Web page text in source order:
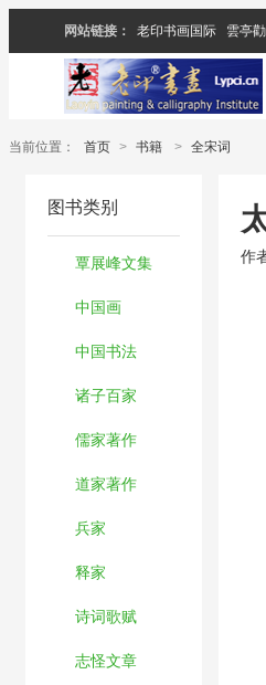
网站链接： 老印书画国际 雲亭
当前位置： 首页 > 书籍 > 全宋词
图书类别
覃展峰文集
中国画
中国书法
诸子百家
儒家著作
道家著作
兵家
释家
诗词歌赋
志怪文章
作